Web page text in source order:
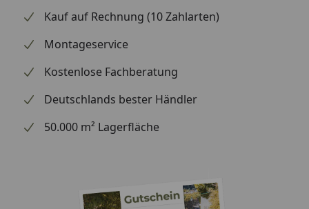
Kauf auf Rechnung (10 Zahlarten)
Montageservice
Kostenlose Fachberatung
Deutschlands bester Händler
50.000 m² Lagerfläche